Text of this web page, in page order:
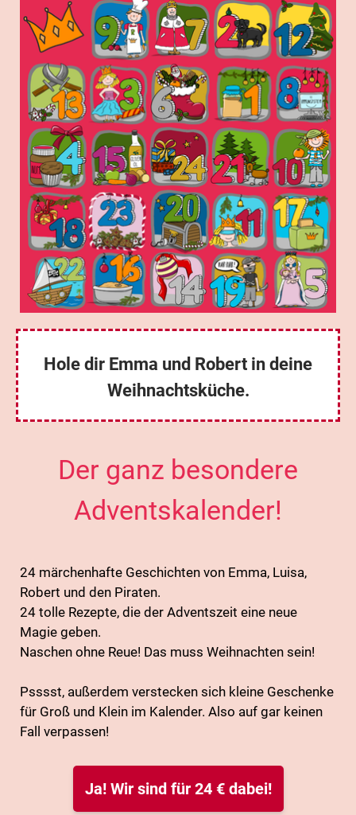
Hole dir Emma und Robert in deine
Weihnachtsküche.
Der ganz besondere
Adventskalender!
24 märchenhafte Geschichten von Emma, Luisa,
Robert und den Piraten.
24 tolle Rezepte, die der Adventszeit eine neue
Magie geben.
Naschen ohne Reue! Das muss Weihnachten sein!
Psssst, außerdem verstecken sich kleine Geschenke
für Groß und Klein im Kalender. Also auf gar keinen
Fall verpassen!
Ja! Wir sind für 24 € dabei!